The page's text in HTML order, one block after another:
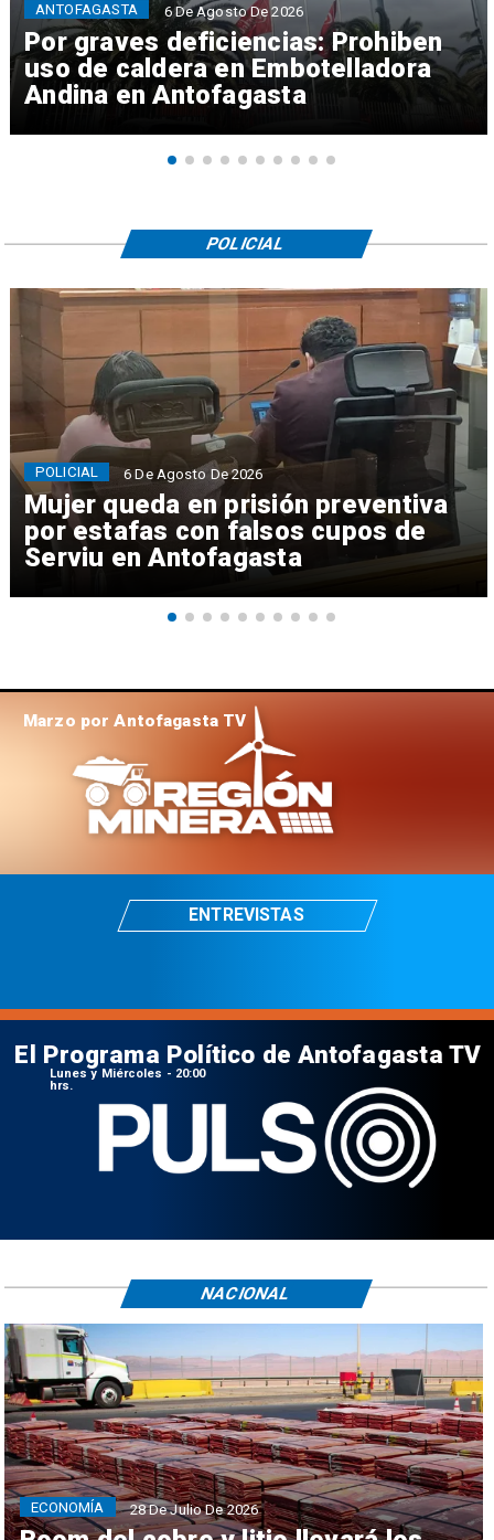
Por graves deficiencias: Prohiben
uso de caldera en Embotelladora
Andina en Antofagasta
ANTOFAGASTA 6 De Agosto De 2026
Mujer queda en prisión preventiva
por estafas con falsos cupos de
Serviu en Antofagasta
POLICIAL 6 De Agosto De 2026
POLICIAL
Marzo por Antofagasta TV
ENTREVISTAS
El Programa Político de Antofagasta TV
Lunes y Miércoles - 20:00
hrs.
ECONOMÍA 28 De Julio De 2026
NACIONAL